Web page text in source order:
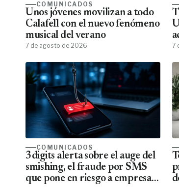
COMUNICADOS
Unos jóvenes movilizan a todo
Calafell con el nuevo fenómeno
musical del verano
7 de agosto de 2026 7
COMUNICADOS
3digits alerta sobre el auge del
smishing, el fraude por SMS
que pone en riesgo a empresas